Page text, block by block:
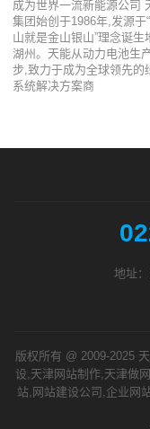
成为世界一流新能源公司
集团始创于1986年,发源于
山就是金山银山”理念诞生
湖州。天能从动力电池生
步,致力于成为全球领先的
系统解决方案商
地址
版权所有 @ 2009-2025
设,天津网站制作,天津做
站,网站建设公司,企业网